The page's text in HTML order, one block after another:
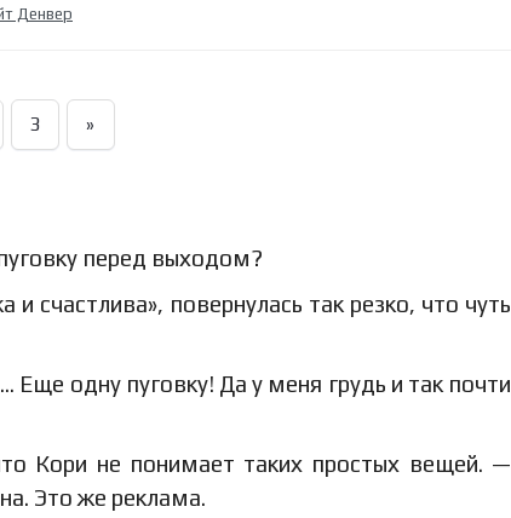
Денвер
3 »
перед выходом?
счастлива», повернулась так резко, что чуть
одну пуговку! Да у меня грудь и так почти
Кори не понимает таких простых вещей. —
Это же реклама.